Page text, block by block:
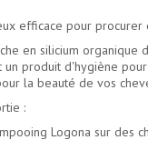
efficace pour procurer
en silicium
produit d'hygiène
la beauté de vos
:
Logona sur des